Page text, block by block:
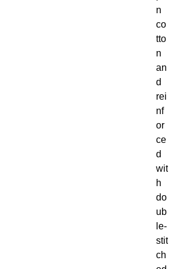
n
co
tto
n
an
d
rei
nf
or
ce
d
wit
h
do
ub
le-
stit
ch